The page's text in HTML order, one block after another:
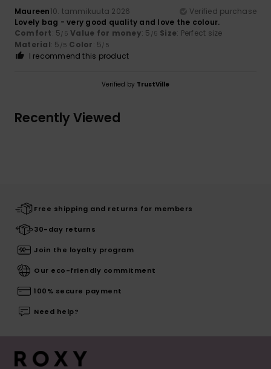
Maureen10. tammikuuta 2026
Verified purchase
Lovely bag - very good quality and love the colour.
Comfort: 5/5 Value for money: 5 /5 Size: Perfect size
Material: 5 /5 Color: 5/5
I recommend this product
Verified by TrustVille
Recently Viewed
Free shipping and returns for members
30-day returns
Join the loyalty program
Our eco-friendly commitment
100% secure payment
Need help?